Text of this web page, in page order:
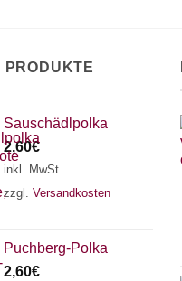
PRODUKTE
Sauschädlpolka
2,60€
inkl. MwSt.
zzgl. Versandkosten
Puchberg-Polka
2,60€